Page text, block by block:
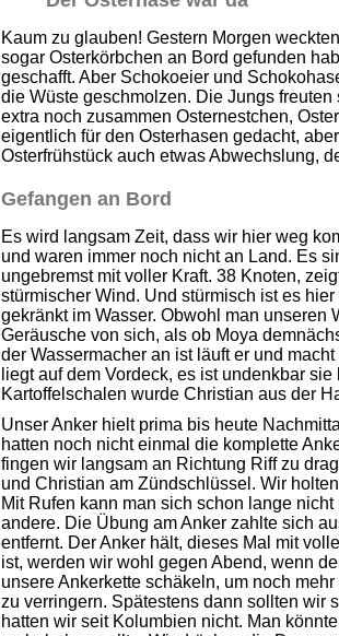
Kaum zu glauben! Gestern Morgen
sogar Osterkörbchen an Bord gefunden
geschafft. Aber Schokoeier und
die Wüste geschmolzen. Die Jungs
extra noch zusammen Osternestchen,
eigentlich für den Osterhasen gedacht,
Osterfrühstück auch etwas Abwechslung,
Gefangen an Bord
Es wird langsam Zeit, dass wir hier weg
und waren immer noch nicht an Land. Es
ungebremst mit voller Kraft. 38 Knoten,
stürmischer Wind. Und stürmisch ist es
gekränkt im Wasser. Obwohl man
Geräusche von sich, als ob Moya
der Wassermacher an ist läuft er und
liegt auf dem Vordeck, es ist undenkbar
Kartoffelschalen wurde Christian aus der
Unser Anker hielt prima bis heute
hatten noch nicht einmal die komplette
fingen wir langsam an Richtung Riff zu
und Christian am Zündschlüssel. Wir
Mit Rufen kann man sich schon lange
andere. Die Übung am Anker zahlte sich
entfernt. Der Anker hält, dieses Mal mit
ist, werden wir wohl gegen Abend, wenn
unsere Ankerkette schäkeln, um noch
zu verringern. Spätestens dann sollten wir
hatten wir seit Kolumbien nicht. Man